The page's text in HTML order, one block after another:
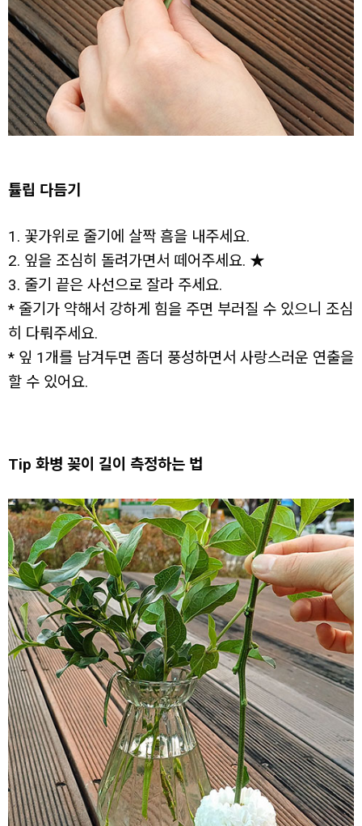
튤립 다듬기
1. 꽃가위로 줄기에 살짝 흠을 내주세요.
2. 잎을 조심히 돌려가면서 떼어주세요. ★
3. 줄기 끝은 사선으로 잘라 주세요.
* 줄기가 약해서 강하게 힘을 주면 부러질 수 있으니 조심
히 다뤄주세요.
* 잎 1개를 남겨두면 좀더 풍성하면서 사랑스러운 연출을
할 수 있어요.
Tip 화병 꽂이 길이 측정하는 법